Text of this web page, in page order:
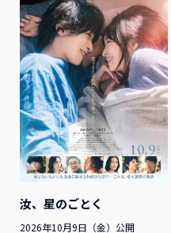
汝、星のごとく
2026年10月9日（金）公開